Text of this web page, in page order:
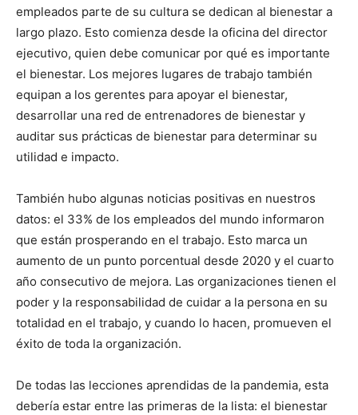
empleados parte de su cultura se dedican al bienestar a
largo plazo. Esto comienza desde la oficina del director
ejecutivo, quien debe comunicar por qué es importante
el bienestar. Los mejores lugares de trabajo también
equipan a los gerentes para apoyar el bienestar,
desarrollar una red de entrenadores de bienestar y
auditar sus prácticas de bienestar para determinar su
utilidad e impacto.
También hubo algunas noticias positivas en nuestros
datos: el 33% de los empleados del mundo informaron
que están prosperando en el trabajo. Esto marca un
aumento de un punto porcentual desde 2020 y el cuarto
año consecutivo de mejora. Las organizaciones tienen el
poder y la responsabilidad de cuidar a la persona en su
totalidad en el trabajo, y cuando lo hacen, promueven el
éxito de toda la organización.
De todas las lecciones aprendidas de la pandemia, esta
debería estar entre las primeras de la lista: el bienestar